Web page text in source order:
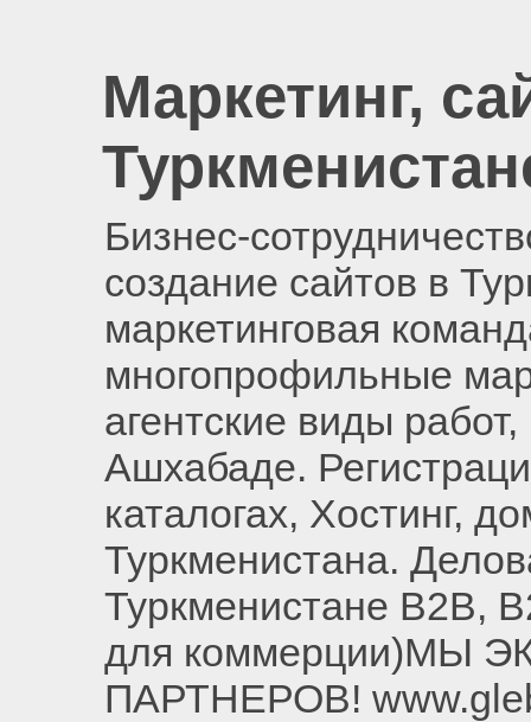
Маркетинг,
Бизнес-
создание сайтов в
маркетинговая
многопрофильные
агентские виды
Ашхабаде.
каталогах, Хостинг,
Туркменистана.
Туркменистане B2B,
для коммерции)МЫ
ПАРТНЕРОВ!